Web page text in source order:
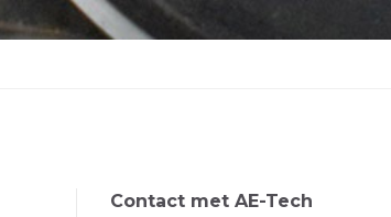
Contact met AE-Tech